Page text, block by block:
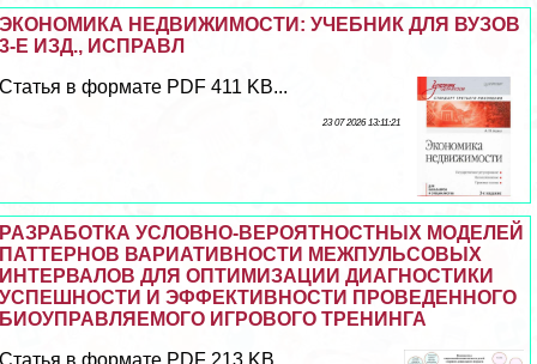
ЭКОНОМИКА НЕДВИЖИМОСТИ: УЧЕБНИК ДЛЯ ВУЗОВ
3-Е ИЗД., ИСПРАВЛ
Статья в формате PDF 411 KB...
23 07 2026 13:11:21
РАЗРАБОТКА УСЛОВНО-ВЕРОЯТНОСТНЫХ МОДЕЛЕЙ
ПАТТЕРНОВ ВАРИАТИВНОСТИ МЕЖПУЛЬСОВЫХ
ИНТЕРВАЛОВ ДЛЯ ОПТИМИЗАЦИИ ДИАГНОСТИКИ
УСПЕШНОСТИ И ЭФФЕКТИВНОСТИ ПРОВЕДЕННОГО
БИОУПРАВЛЯЕМОГО ИГРОВОГО ТРЕНИНГА
Статья в формате PDF 213 KB...